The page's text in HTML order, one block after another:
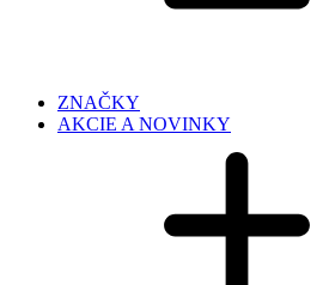
ZNAČKY
AKCIE A NOVINKY